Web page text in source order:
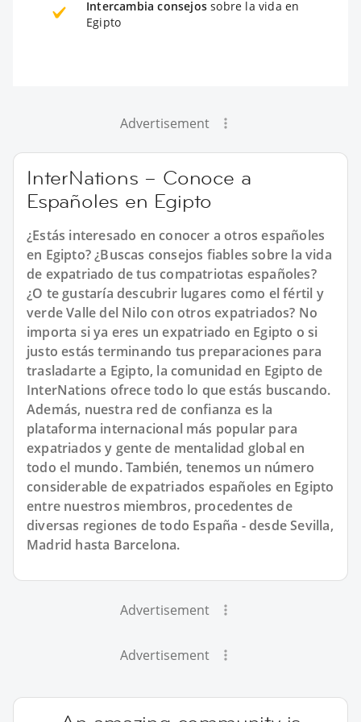
Intercambia consejos sobre la vida en
Egipto
Advertisement
InterNations – Conoce a
Españoles en Egipto
¿Estás interesado en conocer a otros españoles
en Egipto? ¿Buscas consejos fiables sobre la vida
de expatriado de tus compatriotas españoles?
¿O te gustaría descubrir lugares como el fértil y
verde Valle del Nilo con otros expatriados? No
importa si ya eres un expatriado en Egipto o si
justo estás terminando tus preparaciones para
trasladarte a Egipto, la comunidad en Egipto de
InterNations ofrece todo lo que estás buscando.
Además, nuestra red de confianza es la
plataforma internacional más popular para
expatriados y gente de mentalidad global en
todo el mundo. También, tenemos un número
considerable de expatriados españoles en Egipto
entre nuestros miembros, procedentes de
diversas regiones de todo España - desde Sevilla,
Madrid hasta Barcelona.
Advertisement
Advertisement